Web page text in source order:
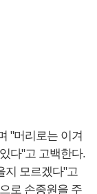
"머리로는 이겨
다"고 고백한다.
지 모르겠다"고
로 손종원을 주